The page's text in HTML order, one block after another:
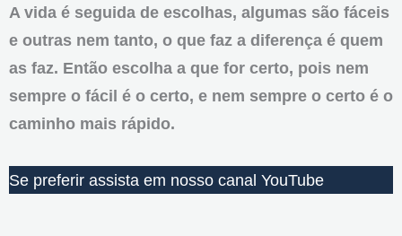
A vida é seguida de escolhas, algumas são fáceis
e outras nem tanto, o que faz a diferença é quem
as faz. Então escolha a que for certo, pois nem
sempre o fácil é o certo, e nem sempre o certo é o
caminho mais rápido.
Se preferir assista em nosso canal YouTube